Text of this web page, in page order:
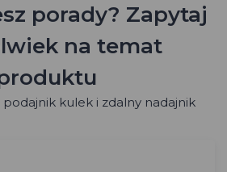
porady? Zapytaj
na temat
podajnik kulek i zdalny nadajnik